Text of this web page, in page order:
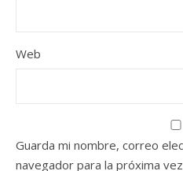
Web
Guarda mi nombre, correo
navegador para la próxima